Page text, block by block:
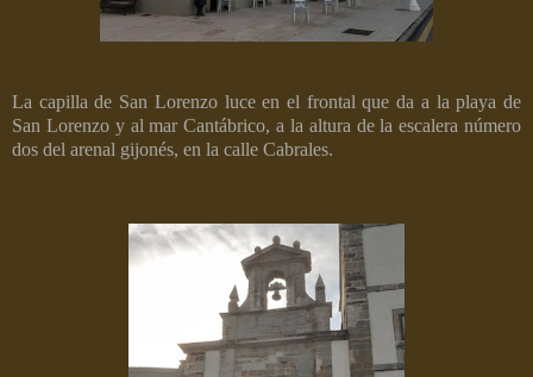
La capilla de San Lorenzo luce en el frontal que da a la playa de
San Lorenzo y al mar Cantábrico, a la altura de la escalera número
dos del arenal gijonés, en la calle Cabrales.